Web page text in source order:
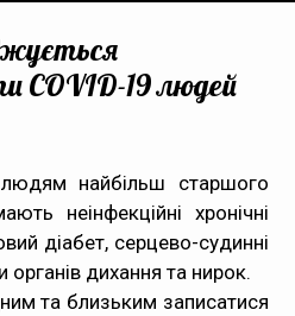
COVID-19 людей
людям найбільш старшого
неінфекційні хронічні
діабет, серцево-судинні
дихання та нирок.
та близьким записатися